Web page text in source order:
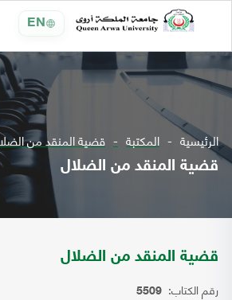
EN
الرئيسية المكتبة قضية المنقد من
قضية المنقد من الضلال
قضية المنقد من الضلال
رقم الكتاب: 5509